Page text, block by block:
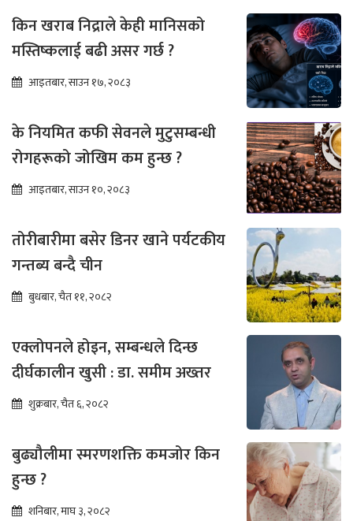
किन खराब निद्राले केही मानिसको
मस्तिष्कलाई बढी असर गर्छ ?
आइतबार, साउन १७, २०८३
के नियमित कफी सेवनले मुटुसम्बन्धी
रोगहरूको जोखिम कम हुन्छ ?
आइतबार, साउन १०, २०८३
तोरीबारीमा बसेर डिनर खाने पर्यटकीय
गन्तब्य बन्दै चीन
बुधबार, चैत ११, २०८२
एक्लोपनले होइन, सम्बन्धले दिन्छ
दीर्घकालीन खुसी : डा. समीम अख्तर
शुक्रबार, चैत ६, २०८२
बुढ्यौलीमा स्मरणशक्ति कमजोर किन
हुन्छ ?
शनिबार, माघ ३, २०८२